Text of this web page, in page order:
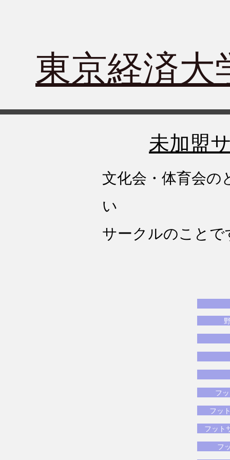
東京経済大
未加盟
文化会・体育会の
い
サークルのことで
フ
フッ
フット
フ